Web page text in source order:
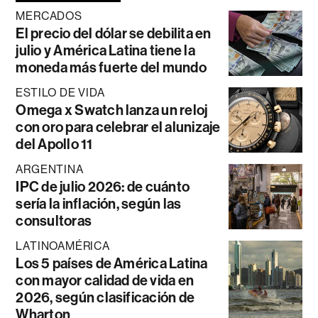
MERCADOS
El precio del dólar se debilita en
julio y América Latina tiene la
moneda más fuerte del mundo
ESTILO DE VIDA
Omega x Swatch lanza un reloj
con oro para celebrar el alunizaje
del Apollo 11
ARGENTINA
IPC de julio 2026: de cuánto
sería la inflación, según las
consultoras
LATINOAMÉRICA
Los 5 países de América Latina
con mayor calidad de vida en
2026, según clasificación de
Wharton